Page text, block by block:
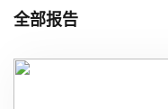
全部报告